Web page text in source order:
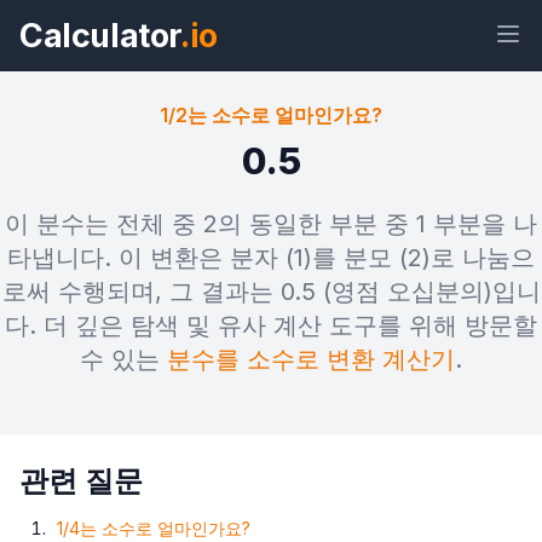
Calculator.io
미리보기 1/2는 소수로 얼마인가요? 위
젯
1/2는 소수로 얼마인가요?
0.5
이 분수는 전체 중 2의 동일한 부분 중 1 부분을 나
타냅니다. 이 변환은 분자 (1)를 분모 (2)로 나눔으
로써 수행되며, 그 결과는 0.5 (영점 오십분의)입니
다. 더 깊은 탐색 및 유사 계산 도구를 위해 방문할
수 있는 분수를 소수로 변환 계산기 .
관련 질문
1/4는 소수로 얼마인가요?